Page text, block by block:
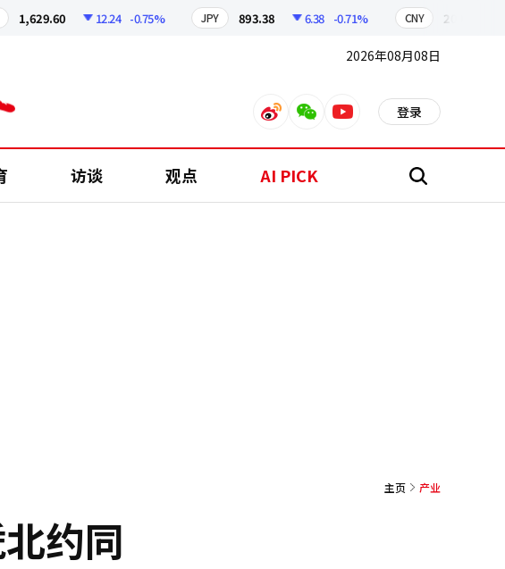
12.24 -0.75% JPY 893.38 6.38 -0.71% CNY 209.17
2026年08月08日
weiboweixinyoutube 登录
访谈 观点 AI PICK 搜
主页 产业
约同